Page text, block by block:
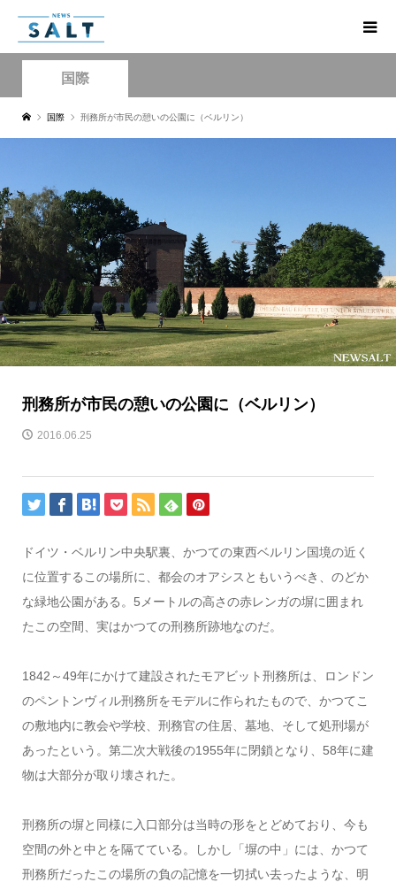
国際
国際 刑務所が市民の憩いの公園に（ベルリン）
刑務所が市民の憩いの公園に（ベルリン）
2016.06.25
ドイツ・ベルリン中央駅裏、かつての東西ベルリン国境の近く
に位置するこの場所に、都会のオアシスともいうべき、のどか
な緑地公園がある。5メートルの高さの赤レンガの塀に囲まれ
たこの空間、実はかつての刑務所跡地なのだ。
1842～49年にかけて建設されたモアビット刑務所は、ロンドン
のペントンヴィル刑務所をモデルに作られたもので、かつてこ
の敷地内に教会や学校、刑務官の住居、墓地、そして処刑場が
あったという。第二次大戦後の1955年に閉鎖となり、58年に建
物は大部分が取り壊された。
刑務所の塀と同様に入口部分は当時の形をとどめており、今も
空間の外と中とを隔てている。しかし「塀の中」には、かつて
刑務所だったこの場所の負の記憶を一切拭い去ったような、明